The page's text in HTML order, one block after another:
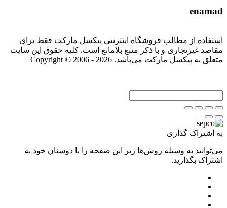
enamad
استفاده از مطالب فروشگاه اینترنتی پیکسل مارکت فقط برای
مقاصد غیرتجاری و با ذکر منبع بلامانع است. کلیه حقوق این سایت
متعلق به پیکسل مارکت می‌باشد. Copyright © 2006 - 2026
به اشتراک گذاری
می‌توانید به وسیله روش‌ها زیر این صفحه را با دوستان خود به
اشتراک بگذارید.